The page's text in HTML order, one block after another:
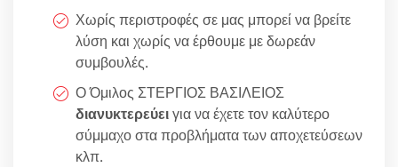
Χωρίς περιστροφές σε μας μπορεί να βρείτε
λύση και χωρίς να έρθουμε με δωρεάν
συμβουλές.
Ο Όμιλος ΣΤΕΡΓΙΟΣ ΒΑΣΙΛΕΙΟΣ
διανυκτερεύειγια να έχετε τον καλύτερο
σύμμαχο στα προβλήματα των αποχετεύσεων
κλπ.